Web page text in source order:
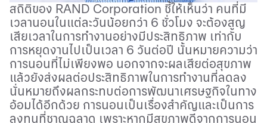
สถิติของ RAND Corporation ชี้ให้เห็นว่า คนที่มี
เวลานอนในแต่ละวันน้อยกว่า 6 ชั่วโมง จะต้องสูญ
เสียเวลาในการทำงานอย่างมีประสิทธิภาพ เท่ากับ
การหยุดงานไปเป็นเวลา 6 วันต่อปี นั้นหมายความว่า
การนอนที่ไม่เพียงพอ นอกจากจะผลเสียต่อสุขภาพ
แล้วยังส่งผลต่อประสิทธิภาพในการทำงานที่ลดลง
นั่นหมายถึงผลกระทบต่อการพัฒนาเศรษฐกิจในทาง
อ้อมได้อีกด้วย การนอนเป็นเรื่องสำคัญและเป็นการ
ลงทุนที่ชาญฉลาด เพราะหากมีสุขภาพดีจากการนอน